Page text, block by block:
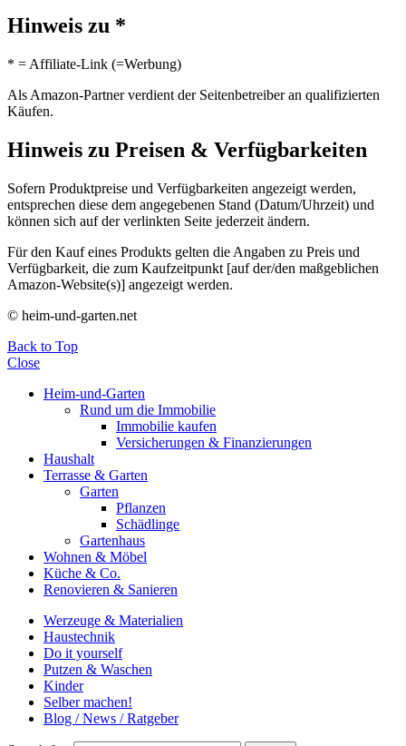
Hinweis zu *
* = Affiliate-Link (=Werbung)
Als Amazon-Partner verdient der Seitenbetreiber an qualifizierten
Käufen.
Hinweis zu Preisen & Verfügbarkeiten
Sofern Produktpreise und Verfügbarkeiten angezeigt werden,
entsprechen diese dem angegebenen Stand (Datum/Uhrzeit) und
können sich auf der verlinkten Seite jederzeit ändern.
Für den Kauf eines Produkts gelten die Angaben zu Preis und
Verfügbarkeit, die zum Kaufzeitpunkt [auf der/den maßgeblichen
Amazon-Website(s)] angezeigt werden.
© heim-und-garten.net
Back to Top
Close
Heim-und-Garten
Rund um die Immobilie
Immobilie kaufen
Versicherungen & Finanzierungen
Haushalt
Terrasse & Garten
Garten
Pflanzen
Schädlinge
Gartenhaus
Wohnen & Möbel
Küche & Co.
Renovieren & Sanieren
Werzeuge & Materialien
Haustechnik
Do it yourself
Putzen & Waschen
Kinder
Selber machen!
Blog / News / Ratgeber